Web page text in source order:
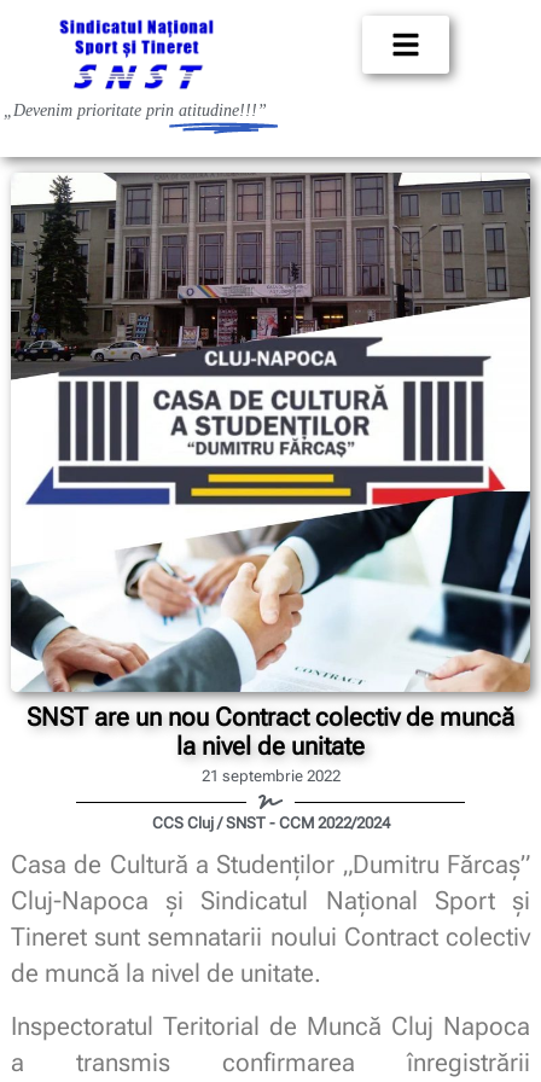
„Devenim prioritate prin atitudine!!!”
SNST are un nou Contract colectiv de muncă
la nivel de unitate
21 septembrie 2022
CCS Cluj / SNST - CCM 2022/2024
Casa de Cultură a Studenților „Dumitru Fărcaș”
Cluj-Napoca și Sindicatul Național Sport și
Tineret sunt semnatarii noului Contract colectiv
de muncă la nivel de unitate.
Inspectoratul Teritorial de Muncă Cluj Napoca
a transmis confirmarea înregistrării